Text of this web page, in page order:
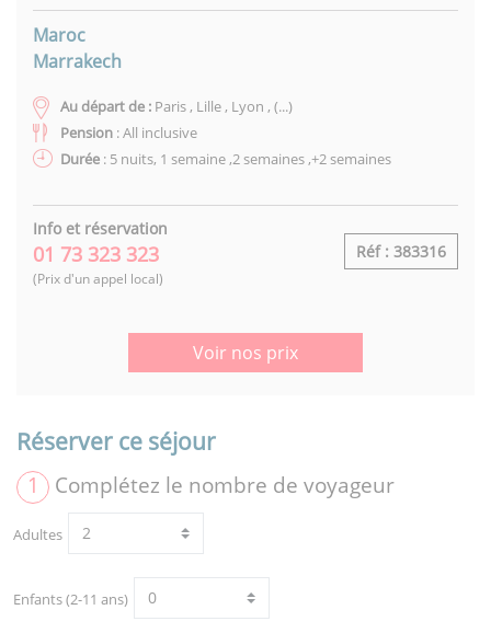
Maroc
Marrakech
Au départ de : Paris , Lille , Lyon , (...)
Pension : All inclusive
Durée : 5 nuits, 1 semaine ,2 semaines ,+2 semaines
Info et réservation
01 73 323 323
(Prix d'un appel local)
Réf : 383316
Voir nos prix
Réserver ce séjour
1 Complétez le nombre de voyageur
Adultes
Enfants (2-11 ans)